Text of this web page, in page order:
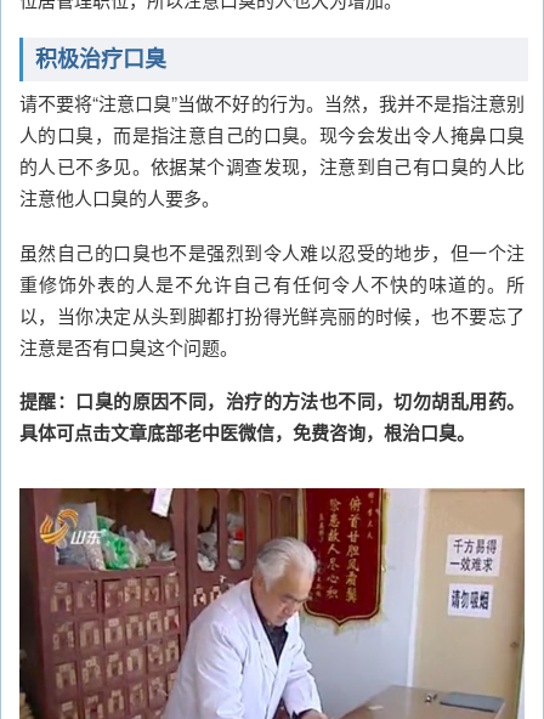
积极治疗口臭
请不要将“注意口臭”当做不好的行为。当然，我并不是指注意别
人的口臭，而是指注意自己的口臭。现今会发出令人掩鼻口臭
的人已不多见。依据某个调查发现，注意到自己有口臭的人比
注意他人口臭的人要多。
虽然自己的口臭也不是强烈到令人难以忍受的地步，但一个注
重修饰外表的人是不允许自己有任何令人不快的味道的。所
以，当你决定从头到脚都打扮得光鲜亮丽的时候，也不要忘了
注意是否有口臭这个问题。
提醒：口臭的原因不同，治疗的方法也不同，切勿胡乱用药。
具体可点击文章底部老中医微信，免费咨询，根治口臭。